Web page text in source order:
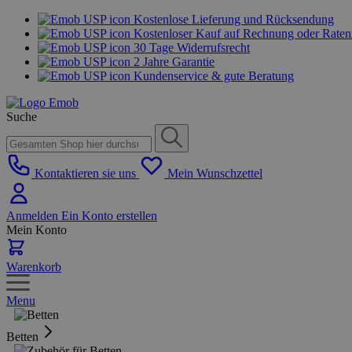
Kostenlose Lieferung und Rücksendung
Kostenloser Kauf auf Rechnung oder
30 Tage Widerrufsrecht
2 Jahre Garantie
Kundenservice & gute Beratung
Suche
Kontaktieren sie uns Mein Wunschzettel
Anmelden Ein Konto erstellen
Mein Konto
Warenkorb
Menu
Betten